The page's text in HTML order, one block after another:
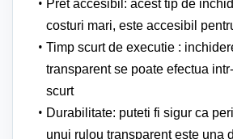
Pret accesibil: acest tip de
costuri mari, este accesibil
Timp scurt de executie :
transparent se poate efectua
scurt
Durabilitate: puteti fi sigur ca
unui rulou transparent este una